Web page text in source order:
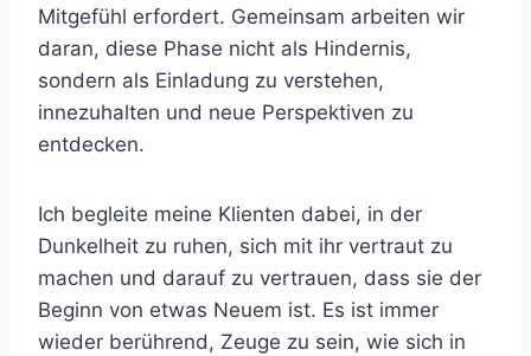
Mitgefühl erfordert. Gemeinsam arbeiten wir
daran, diese Phase nicht als Hindernis,
sondern als Einladung zu verstehen,
innezuhalten und neue Perspektiven zu
entdecken.
Ich begleite meine Klienten dabei, in der
Dunkelheit zu ruhen, sich mit ihr vertraut zu
machen und darauf zu vertrauen, dass sie der
Beginn von etwas Neuem ist. Es ist immer
wieder berührend, Zeuge zu sein, wie sich in